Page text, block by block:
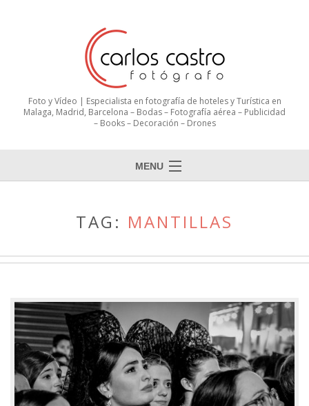
Foto y Vídeo | Especialista en fotografía de hoteles y Turística en
Malaga, Madrid, Barcelona – Bodas – Fotografía aérea – Publicidad
– Books – Decoración – Drones
MENU
TAG: MANTILLAS